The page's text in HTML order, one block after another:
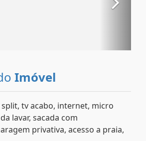
Imóvel
tv acabo, internet, micro
lavar, sacada com
privativa, acesso a praia,